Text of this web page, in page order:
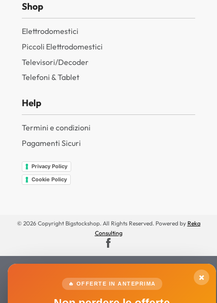
Shop
Elettrodomestici
Piccoli Elettrodomestici
Televisori/Decoder
Telefoni & Tablet
Help
Termini e condizioni
Pagamenti Sicuri
Privacy Policy
Cookie Policy
© 2026 Copyright Bigstockshop. All Rights Reserved. Powered by Reka
Consulting
×
🔥 OFFERTE IN ANTEPRIMA